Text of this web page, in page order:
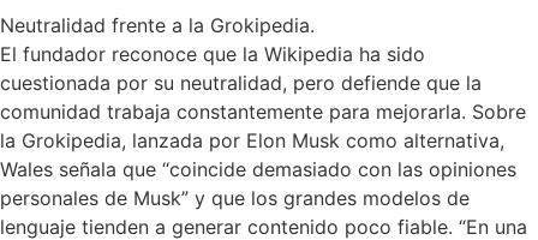
Neutralidad frente a la Grokipedia.
El fundador reconoce que la Wikipedia ha sido
cuestionada por su neutralidad, pero defiende que la
comunidad trabaja constantemente para mejorarla. Sobre
la Grokipedia, lanzada por Elon Musk como alternativa,
Wales señala que “coincide demasiado con las opiniones
personales de Musk” y que los grandes modelos de
lenguaje tienden a generar contenido poco fiable. “En una